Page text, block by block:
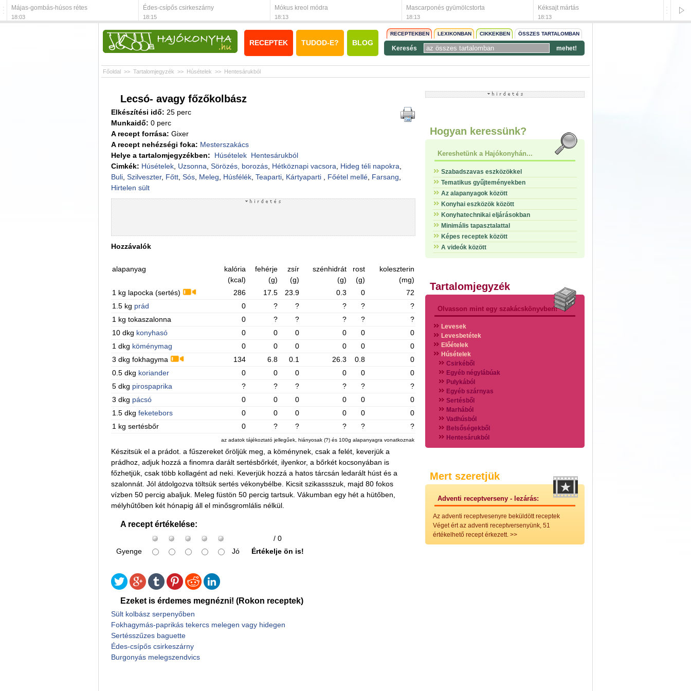
Májas-gombás-húsos rétes
18:03
Édes-csípős csirkeszárny
18:15
Mókus kreol módra
18:13
Mascarponés gyümölcstorta
18:13
Kéksajt mártás
18:13
Párizsi
RECEPTEK TUDOD-E? BLOG
RECEPTEKBEN LEXIKONBAN CIKKEKBEN ÖSSZES TARTALOMBAN
Keresés mehet!
Főoldal >> Tartalomjegyzék >> Húsételek >> Hentesárukból
Lecsó- avagy főzőkolbász
Elkészítési idő: 25 perc
Munkaidő: 0 perc
A recept forrása: Gixer
A recept nehézségi foka: Mesterszakács
Helye a tartalomjegyzékben:
Húsételek Hentesárukból
Cimkék: Húsételek, Uzsonna Sörözés, borozás, Hétköznapi vacsora Hideg téli napokra
Buli, Szilveszter, Főtt, Sós, Meleg Húsfélék, Teaparti, Kártyaparti Főétel mellé, Farsang
Hirtelen sült
Hozzávalók
alapanyag
kalória
(kcal)
fehérje
(g)
zsír
(g)
szénhidrát
(g)
rost
(g)
koleszterin
(mg)
1 kg lapocka (sertés)
286 17.5 23.9 0.3 0
72
1.5 kg prád 0 ? ? ? ?
?
1 kg tokaszalonna
0 ? ? ? ?
?
10 dkg konyhasó 0 0 0 0 0
0
1 dkg köménymag 0 0 0 0 0
0
3 dkg fokhagyma
134 6.8 0.1 26.3 0.8
0
0.5 dkg koriander 0 0 0 0 0
0
5 dkg pirospaprika ? ? ? ? ?
?
3 dkg pácsó 0 0 0 0 0
0
1.5 dkg feketebors 0 0 0 0 0
0
1 kg sertésbőr
0 ? ? ? ? ?
az adatok tájékoztató jellegűek, hiányosak (?) és 100g alapanyagra vonatkoznak
Készitsük el a prádot. a fűszereket őröljük meg, a köménynek, csak a felét, keverjük a
prádhoz, adjuk hozzá a finomra darált sertésbőrkét, ilyenkor, a bőrkét kocsonyában is
főzhetjük, csak több kollagént ad neki. Keverjük hozzá a hatos tárcsán ledarált húst és a
szalonnát. Jól átdolgozva töltsük sertés vékonybélbe. Kicsit szikassszuk, majd 80 fokos
vízben 50 percig abaljuk. Meleg füstön 50 percig tartsuk. Vákumban egy hét a hütőben,
mélyhűtőben két hónapig áll el minősgromlális nélkül.
A recept értékelése:
/ 0
Gyenge
Jó Értékelje ön is!
Ezeket is érdemes megnézni! (Rokon receptek)
Sült kolbász serpenyőben
Fokhagymás-paprikás tekercs melegen vagy hidegen
Sertésszűzes baguette
Édes-csípős csirkeszárny
Burgonyás melegszendvics
Hogyan keressünk?
Kereshetünk a Hajókonyhán...
Szabadszavas eszközökkel
Tematikus gyűjteményekben
Az alapanyagok között
Konyhai eszközök között
Konyhatechnikai eljárásokban
Minimális tapasztalattal
Képes receptek között
A videók között
Tartalomjegyzék
Olvasson mint egy szakácskönyvben!
Levesek
Levesbetétek
Előételek
Húsételek
Csirkéből
Egyéb négylábúak
Pulykából
Egyéb szárnyas
Sertésből
Marhából
Vadhúsból
Belsőségekből
Hentesárukból
Vadszárnyasokból
Halak
Hidegvérűek
Klasszikus főzelékek
Zöldséges ételek
Saláták
Hidegkonyhai készítmények
Mert szeretjük
Adventi receptverseny - lezárás:
Az adventi receptvesenyre beküldött receptek
Véget ért az adventi receptversenyünk, 51
értékelhető recept érkezett.>>